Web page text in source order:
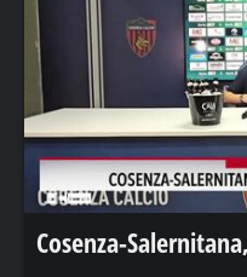
Cosenza-